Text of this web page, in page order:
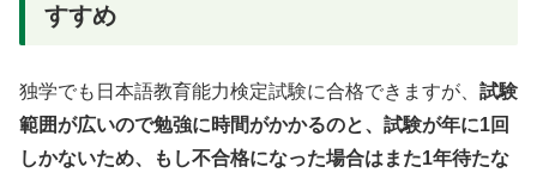
すすめ
独学でも日本語教育能力検定試験に合格できますが、 試験
範囲が広いので勉強に時間がかかるのと、試験が年に1回
しかないため、もし不合格になった場合はまた1年待たな